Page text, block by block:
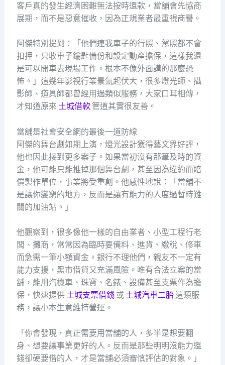
客戶真的發生經濟困難無法按時還款，當舖會先協商
展期，而不是惡意催收，因為正規業者最重視商譽。
阿傑特別提到：「他們連我車子的行照、駕照都不會
扣押，只收車子鑰匙備份和設定動產擔保，這樣我還
是可以開車去現場工作。根本不像外面講的那麼恐
怖。」這幾年影視行業景氣起伏大，很多燈光師、攝
影師、道具師都曾經用過類似服務，大家口耳相傳，
才知道原來 土城借款管道其實很友善。
當舖是社會安全網的最後一道防線
阿傑的舞台劇如期上演，燈光設計獲得藝文界好評，
他也因此接到更多案子。如果當初沒有那筆及時的資
金，他可能只能推掉那個舞台劇，甚至因為違約而賠
償製作單位，事業將受重創。他感性地說：「當舖不
是讓你變窮的地方，反而是讓有能力的人度過暫時難
關的加油站。」
他觀察到，很多像他一樣的自由業者、小型工程行老
闆、攤商，常常因為臨時要備料、進貨、繳稅、修車
而急需一筆小額資金。銀行不理他們，親友不一定有
能力支援，黑市借貸又充滿風險。唯有合法立案的當
舖，能用汽機車、珠寶、名錶、設備甚至支票作為擔
保，快速提供 土城支票借錢或 土城汽車二胎這類服
務，讓小本生意維持營運。
「你會發現，真正需要用當舖的人，多半是想要翻
身、想要讓事業更好的人。反而是那些明明沒能力還
錢卻硬要借的人，才是當舖必須審慎評估的對象。」